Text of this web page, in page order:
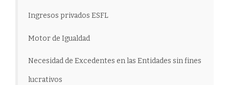
Ingresos privados ESFL
Motor de Igualdad
Necesidad de Excedentes en las Entidades sin fines
lucrativos